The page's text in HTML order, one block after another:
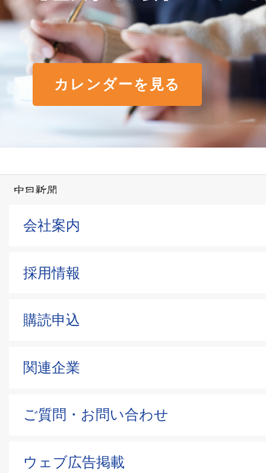
カレンダーを見る
会社案内
採用情報
購読申込
関連企業
ご質問・お問い合わせ
ウェブ広告掲載